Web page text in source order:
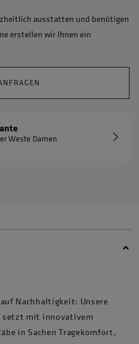
ausstatten und benötigen
erstellen wir Ihnen ein
Weste Damen
Nachhaltigkeit: Unsere
setzt mit innovativem
in Sachen Tragekomfort,